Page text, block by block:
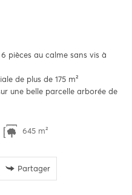
pièces au calme sans vis à
de plus de 175 m²
une belle parcelle arborée de
645 m²
Partager